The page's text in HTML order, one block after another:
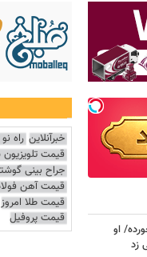
او
زد
خبرآنلاین راه
قیمت
جراح بینی
قیمت آهن فولاد
قیمت طلا امروز
قیمت پروفیل